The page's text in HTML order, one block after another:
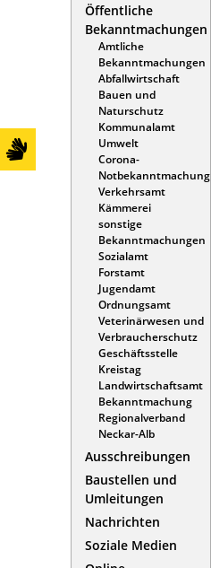
Öffentliche
Bekanntmachungen
Amtliche
Bekanntmachungen
Abfallwirtschaft
Bauen und
Naturschutz
Kommunalamt
Umwelt
Corona-
Notbekanntmachung
Verkehrsamt
Kämmerei
sonstige
Bekanntmachungen
Sozialamt
Forstamt
Jugendamt
Ordnungsamt
Veterinärwesen und
Verbraucherschutz
Geschäftsstelle
Kreistag
Landwirtschaftsamt
Bekanntmachung
Regionalverband
Neckar-Alb
Ausschreibungen
Baustellen und
Umleitungen
Nachrichten
Soziale Medien